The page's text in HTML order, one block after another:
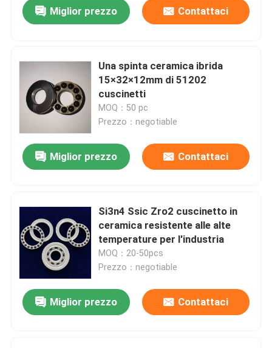
Miglior prezzo Contattaci
Una spinta ceramica ibrida
15×32×12mm di 51202
cuscinetti
MOQ：50 pc
Prezzo：negotiable
Miglior prezzo Contattaci
Si3n4 Ssic Zro2 cuscinetto in
ceramica resistente alle alte
temperature per l'industria
MOQ：20-50pcs
Prezzo：negotiable
Miglior prezzo Contattaci